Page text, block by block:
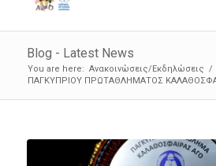
Blog - Latest News
You are here: Ανακοινώσεις/Εκδηλώσεις /
ΠΑΓΚΥΠΡΙΟΥ ΠΡΩΤΑΘΛΗΜΑΤΟΣ